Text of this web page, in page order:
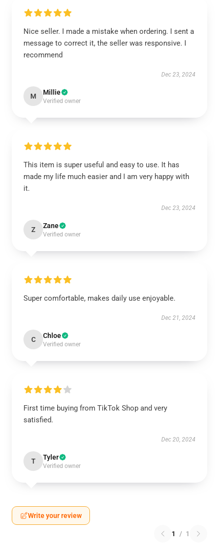
Nice seller. I made a mistake when ordering. I sent a
message to correct it, the seller was responsive. I
recommend
Dec 23, 2024
M Millie
Verified owner
This item is super useful and easy to use. It has
made my life much easier and I am very happy with
it.
Dec 23, 2024
Z Zane
Verified owner
Super comfortable, makes daily use enjoyable.
Dec 21, 2024
C Chloe
Verified owner
First time buying from TikTok Shop and very
satisfied.
Dec 20, 2024
T Tyler
Verified owner
Write your review
1 / 1